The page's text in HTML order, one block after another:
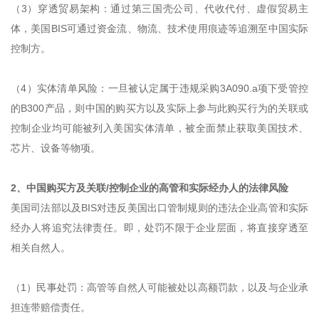
（3）穿透贸易架构：通过第三国壳公司、代收代付、虚假贸易主
体，美国BIS可通过资金流、物流、技术使用痕迹等追溯至中国实际
控制方。
（4）实体清单风险：一旦被认定属于违规采购3A090.a项下受管控
的B300产品，则中国的购买方以及实际上参与此购买行为的关联或
控制企业均可能被列入美国实体清单，被全面禁止获取美国技术、
芯片、设备等物项。
2、中国购买方及关联/控制企业的高管和实际经办人的法律风险
美国司法部以及BIS对违反美国出口管制规则的违法企业高管和实际
经办人将追究法律责任。即，处罚不限于企业层面，将直接穿透至
相关自然人。
（1）民事处罚：高管等自然人可能被处以高额罚款，以及与企业承
担连带赔偿责任。